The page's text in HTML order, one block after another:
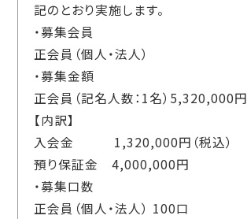
記のとおり実施します。
・募集会員
正会員（個人・法人）
・募集金額
正会員（記名人数：1名）5,320,000円
【内訳】
入会金 1,320,000円（税込）
預り保証金 4,000,000円
・募集口数
正会員（個人・法人） 100口